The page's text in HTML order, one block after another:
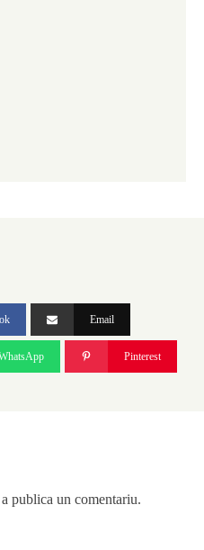
Email
Pinterest
publica un comentariu.